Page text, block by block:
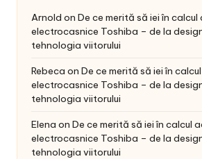
Arnold on De ce merită să iei în calcul
electrocasnice Toshiba – de la
tehnologia viitorului
Rebeca on De ce merită să iei în
electrocasnice Toshiba – de la
tehnologia viitorului
Elena on De ce merită să iei în calcul
electrocasnice Toshiba – de la
tehnologia viitorului